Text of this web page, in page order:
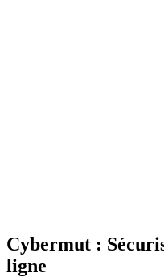
Cybermut :
ligne